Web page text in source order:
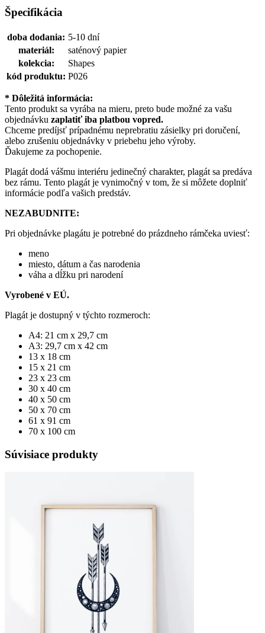
Špecifikácia
doba dodania: 5-10 dní
materiál:
saténový papier
kolekcia:
Shapes
kód produktu: P026
* Dôležitá informácia:
Tento produkt sa vyrába na mieru, preto bude možné za vašu
objednávku zaplatiť iba platbou vopred.
Chceme predíjsť prípadnému neprebratiu zásielky pri doručení,
alebo zrušeniu objednávky v priebehu jeho výroby.
Ďakujeme za pochopenie.
Plagát dodá vášmu interiéru jedinečný charakter, plagát sa predáva
bez rámu. Tento plagát je vynimočný v tom, že si môžete doplniť
informácie podľa vašich predstáv.
NEZABUDNITE:
Pri objednávke plagátu je potrebné do prázdneho rámčeka uviesť:
meno
miesto, dátum a čas narodenia
váha a dĺžku pri narodení
Vyrobené v EÚ.
Plagát je dostupný v týchto rozmeroch:
A4: 21 cm x 29,7 cm
A3: 29,7 cm x 42 cm
13 x 18 cm
15 x 21 cm
23 x 23 cm
30 x 40 cm
40 x 50 cm
50 x 70 cm
61 x 91 cm
70 x 100 cm
Súvisiace produkty